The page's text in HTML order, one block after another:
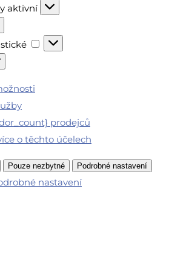
aktivní
Analytické
prodejců
o těchto účelech
Pouze nezbytné
Podrobné nastavení
nastavení